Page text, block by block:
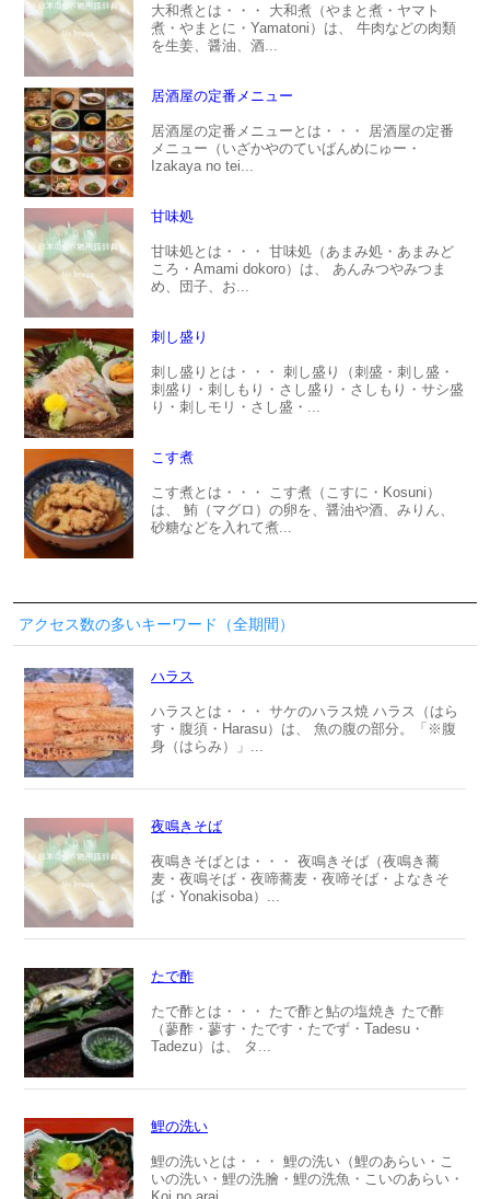
大和煮とは・・・ 大和煮（やまと煮・ヤマト
煮・やまとに・Yamatoni）は、 牛肉などの肉類
を生姜、醤油、酒...
居酒屋の定番メニュー
居酒屋の定番メニューとは・・・ 居酒屋の定番
メニュー（いざかやのていばんめにゅー・
Izakaya no tei...
甘味処
甘味処とは・・・ 甘味処（あまみ処・あまみど
ころ・Amami dokoro）は、 あんみつやみつま
め、団子、お...
刺し盛り
刺し盛りとは・・・ 刺し盛り（刺盛・刺し盛・
刺盛り・刺しもり・さし盛り・さしもり・サシ盛
り・刺しモリ・さし盛・...
こす煮
こす煮とは・・・ こす煮（こすに・Kosuni）
は、 鮪（マグロ）の卵を、醤油や酒、みりん、
砂糖などを入れて煮...
アクセス数の多いキーワード（全期間）
ハラス
ハラスとは・・・ サケのハラス焼 ハラス（はら
す・腹須・Harasu）は、 魚の腹の部分。「※腹
身（はらみ）」...
夜鳴きそば
夜鳴きそばとは・・・ 夜鳴きそば（夜鳴き蕎
麦・夜鳴そば・夜啼蕎麦・夜啼そば・よなきそ
ば・Yonakisoba）...
たで酢
たで酢とは・・・ たで酢と鮎の塩焼き たで酢
（蓼酢・蓼す・たです・たでず・Tadesu・
Tadezu）は、 タ...
鯉の洗い
鯉の洗いとは・・・ 鯉の洗い（鯉のあらい・こ
いの洗い・鯉の洗膾・鯉の洗魚・こいのあらい・